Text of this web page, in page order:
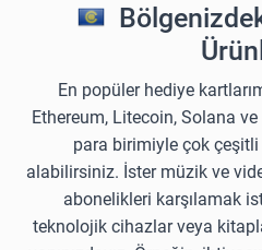
En popüler hediye
Ethereum, Litecoin, Solana
para birimiyle çok
alabilirsiniz. İster müzik ve
abonelikleri karşılamak
teknolojik cihazlar veya